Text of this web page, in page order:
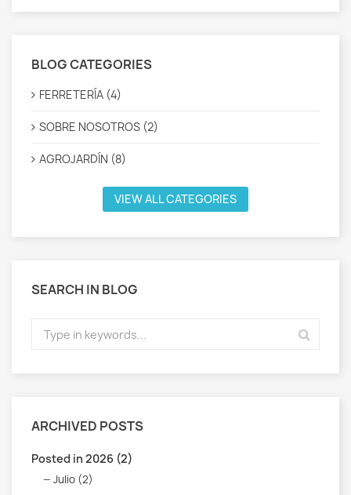
BLOG CATEGORIES
FERRETERÍA (4)
SOBRE NOSOTROS (2)
AGROJARDÍN (8)
VIEW ALL CATEGORIES
SEARCH IN BLOG
ARCHIVED POSTS
Posted in 2026 (2)
Julio (2)